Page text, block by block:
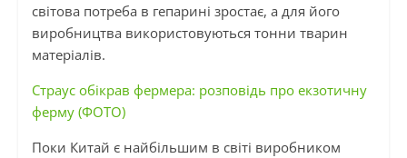
світова потреба в гепарині зростає, а для його
виробництва використовуються тонни тварин
матеріалів.
Страус обікрав фермера: розповідь про екзотичну
ферму (ФОТО)
Поки Китай є найбільшим в світі виробником